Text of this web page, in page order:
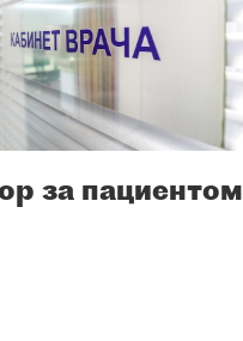
за пациентом